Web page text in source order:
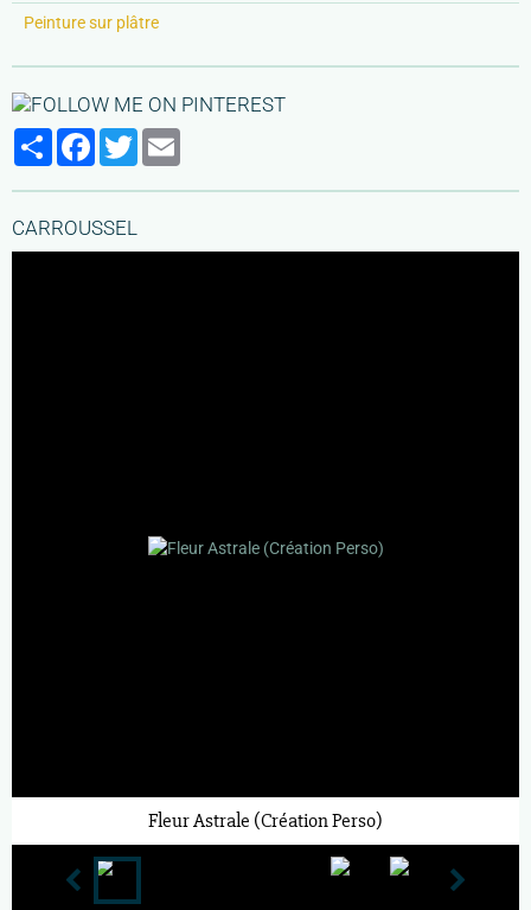
Peinture sur plâtre
PartagerFacebook
Twitter
CARROUSSEL
Fleur Astrale (Création Perso)